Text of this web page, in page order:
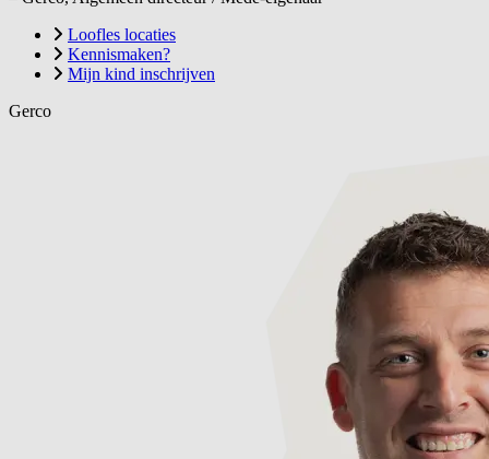
Loofles locaties
Kennismaken?
Mijn kind inschrijven
Gerco